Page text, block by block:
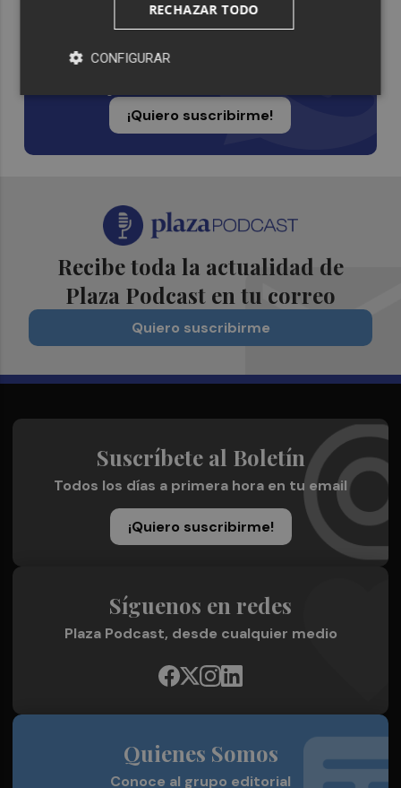
Suscríbete al canal de
Whatsapp
¡Quiero suscribirme!
Recibe toda la actualidad de
Plaza Podcast en tu correo
Quiero suscribirme
Suscríbete al Boletín
Todos los días a primera hora en tu email
¡Quiero suscribirme!
Síguenos en redes
Plaza Podcast, desde cualquier medio
Quienes Somos
Conoce al grupo editorial
RECHAZAR TODO
CONFIGURAR